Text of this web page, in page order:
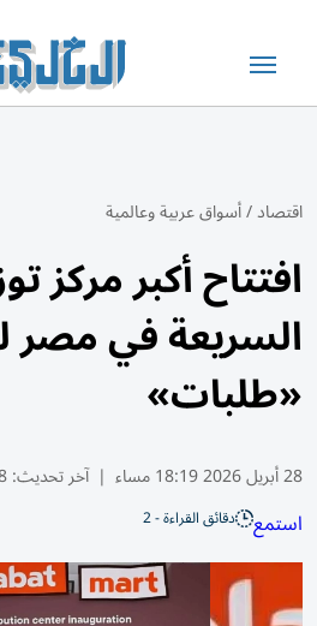
اقتصاد/أسواق عربية وعالمية
افتتاح أكبر مركز
السريعة في مصر
«طلبات»
28 أبريل 2026 18:19 مساء | آخر تحديث:28
استمع دقائق القراءة - 2